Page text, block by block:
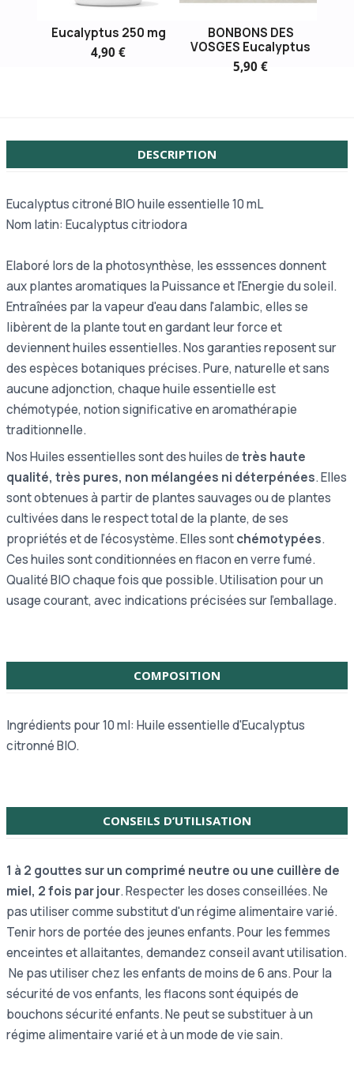
Eucalyptus 250 mg
4,90 €
BONBONS DES
VOSGES Eucalyptus
5,90 €
DESCRIPTION
Eucalyptus citroné BIO huile essentielle 10 mL
Nom latin: Eucalyptus citriodora
Elaboré lors de la photosynthèse, les esssences donnent
aux plantes aromatiques la Puissance et l'Energie du soleil.
Entraînées par la vapeur d'eau dans l'alambic, elles se
libèrent de la plante tout en gardant leur force et
deviennent huiles essentielles. Nos garanties reposent sur
des espèces botaniques précises. Pure, naturelle et sans
aucune adjonction, chaque huile essentielle est
chémotypée, notion significative en aromathérapie
traditionnelle.
Nos Huiles essentielles sont des huiles detrès haute
qualité, très pures, non mélangées ni déterpénées. Elles
sont obtenues à partir de plantes sauvages ou de plantes
cultivées dans le respect total de la plante, de ses
propriétés et de l’écosystème. Elles sontchémotypées.
Ces huiles sont conditionnées en flacon en verre fumé.
Qualité BIO chaque fois que possible. Utilisation pour un
usage courant, avec indications précisées sur l’emballage.
COMPOSITION
Ingrédients pour 10 ml: Huile essentielle d'Eucalyptus
citronné BIO.
CONSEILS D’UTILISATION
1 à 2 gouttes sur un comprimé neutre ou une cuillère de
miel, 2 fois par jour. Respecter les doses conseillées. Ne
pas utiliser comme substitut d'un régime alimentaire varié.
Tenir hors de portée des jeunes enfants. Pour les femmes
enceintes et allaitantes, demandez conseil avant utilisation.
Ne pas utiliser chez les enfants de moins de 6 ans. Pour la
sécurité de vos enfants, les flacons sont équipés de
bouchons sécurité enfants.Ne peut se substituer à un
régime alimentaire varié et à un mode de vie sain.